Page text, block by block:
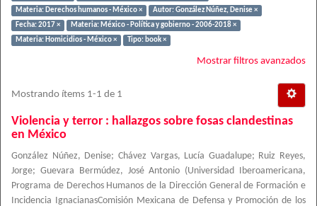
Materia: Derechos humanos - México ×
Autor: González Núñez, Denise ×
Fecha: 2017 ×
Materia: México - Política y gobierno - 2006-2018 ×
Materia: Homicidios - México ×
Tipo: book ×
Mostrar filtros avanzados
Mostrando ítems 1-1 de 1
Violencia y terror : hallazgos sobre fosas clandestinas
en México
González Núñez, Denise; Chávez Vargas, Lucía Guadalupe;
Ruiz Reyes,
Jorge; Guevara Bermúdez, José Antonio (Universidad Iberoamericana,
Programa de Derechos Humanos de la Dirección General de Formación e
Incidencia IgnacianasComisión Mexicana de Defensa y Promoción de los